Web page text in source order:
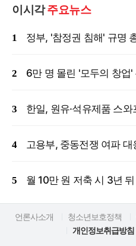
이시각주요뉴스
언론사소개 청소년보호정책
개인정보취급방침